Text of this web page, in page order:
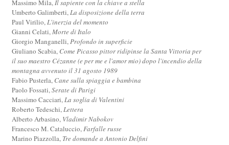
Massimo Mila,Il sapiente con la chiave a stella
Umberto Galimberti,La disposizione della terra
Paul Virilio,L'inerzia del momento
Gianni Celati,Morte di Italo
Giorgio Manganelli,Profondo in superficie
Giuliano Scabia, Come Picasso pittor ridipinse la Santa Vittoria per
il suo maestro Cézanne (e per me e l'amor mio) dopo l'incendio della
montagna avvenuto il 31 agosto 1989
Fabio Pusterla, Cane sulla spiaggia e bambina
Paolo Fossati,Serate di Parigi
Massimo Cacciari,La soglia di Valentini
Roberto Tedeschi,Lettera
Alberto Arbasino, Vladimir Nabokov
Francesco M. Cataluccio,Farfalle russe
Marino Piazzolla, Tre domande a Antonio Delfini